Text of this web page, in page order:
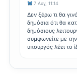
7 Αυγ, 11:14
Δεν ξέρω τι θα
δημόσια ότι θα
δημόσιους
συμφωνείτε με
υπουργός λέει το